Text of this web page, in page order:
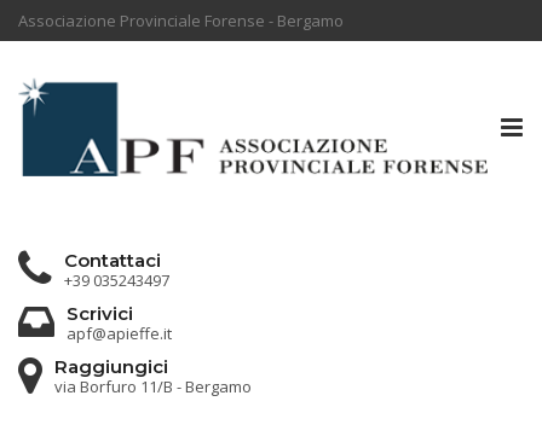
Associazione Provinciale Forense - Bergamo
Contattaci
+39 035243497
Scrivici
apf@apieffe.it
Raggiungici
via Borfuro 11/B - Bergamo